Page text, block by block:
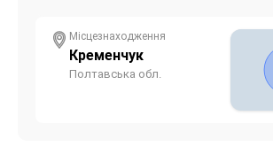
Місцезнаходження
Кременчук
Полтавська обл.